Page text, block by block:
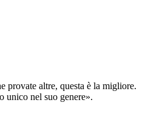
provate altre, questa è la migliore.
unico nel suo genere».